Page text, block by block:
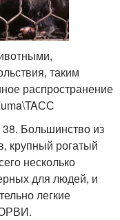
таким
распространение
Большинство из
крупный рогатый
несколько
для людей, и
легкие